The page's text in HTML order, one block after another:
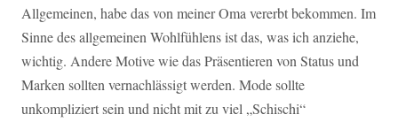
Allgemeinen, habe das von meiner Oma vererbt bekommen. Im
Sinne des allgemeinen Wohlfühlens ist das, was ich anziehe,
wichtig. Andere Motive wie das Präsentieren von Status und
Marken sollten vernachlässigt werden. Mode sollte
unkompliziert sein und nicht mit zu viel „Schischi“